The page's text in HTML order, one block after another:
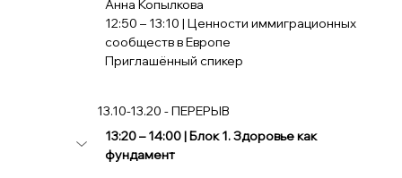
Анна Копылкова
12:50 – 13:10 | Ценности иммиграционных
сообществ в Европе
Приглашённый спикер
             13.10-13.20 - ПЕРЕРЫВ
13:20 – 14:00 | Блок 1. Здоровье как
фундамент